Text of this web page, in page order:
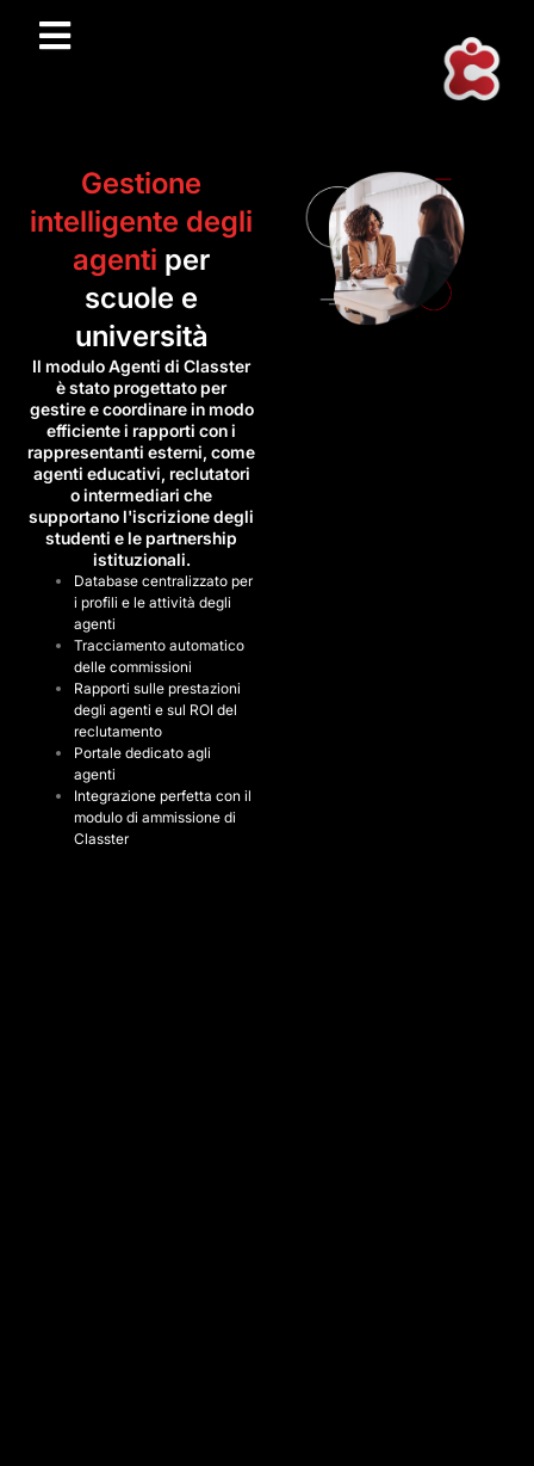
Gestione
intelligente degli
agenti per
scuole e
università
Il modulo Agenti di Classter
è stato progettato per
gestire e coordinare in modo
efficiente i rapporti con i
rappresentanti esterni, come
agenti educativi, reclutatori
o intermediari che
supportano l'iscrizione degli
studenti e le partnership
istituzionali.
Database centralizzato per
i profili e le attività degli
agenti
Tracciamento automatico
delle commissioni
Rapporti sulle prestazioni
degli agenti e sul ROI del
reclutamento
Portale dedicato agli
agenti
Integrazione perfetta con il
modulo di ammissione di
Classter